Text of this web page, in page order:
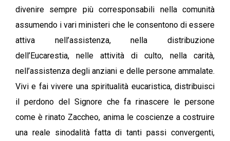
divenire sempre più corresponsabili nella comunità
assumendo i vari ministeri che le consentono di essere
attiva nell’assistenza, nella distribuzione
dell’Eucarestia, nelle attività di culto, nella carità,
nell’assistenza degli anziani e delle persone ammalate.
Vivi e fai vivere una spiritualità eucaristica, distribuisci
il perdono del Signore che fa rinascere le persone
come è rinato Zaccheo, anima le coscienze a costruire
una reale sinodalità fatta di tanti passi convergenti,